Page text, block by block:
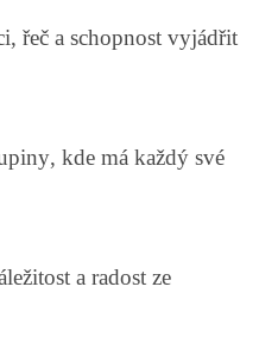
PODZIM,ZIMA
řeč a schopnost vyjádřit
kde má každý své
a radost ze